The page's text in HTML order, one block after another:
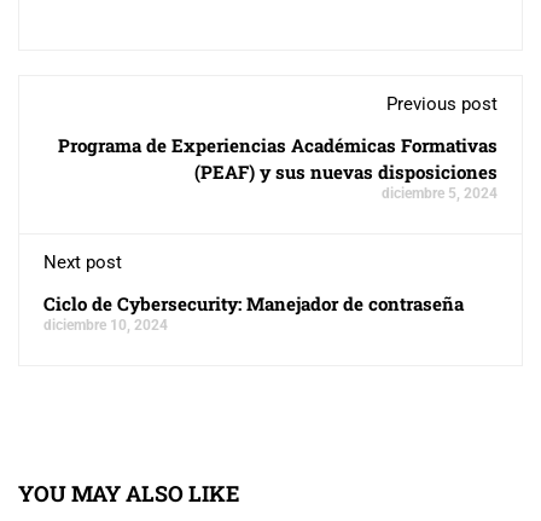
Previous post
Programa de Experiencias Académicas Formativas
(PEAF) y sus nuevas disposiciones
diciembre 5, 2024
Next post
Ciclo de Cybersecurity: Manejador de contraseña
diciembre 10, 2024
YOU MAY ALSO LIKE